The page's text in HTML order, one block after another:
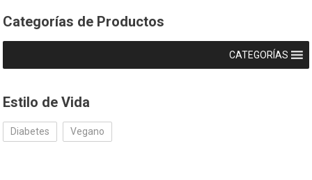
Categorías de Productos
CATEGORÍAS
Estilo de Vida
Diabetes Vegano